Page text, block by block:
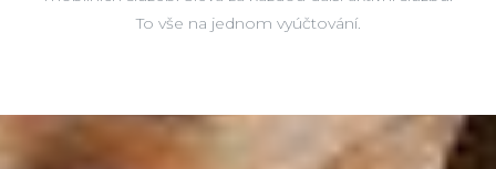
To vše na jednom vyúčtování.